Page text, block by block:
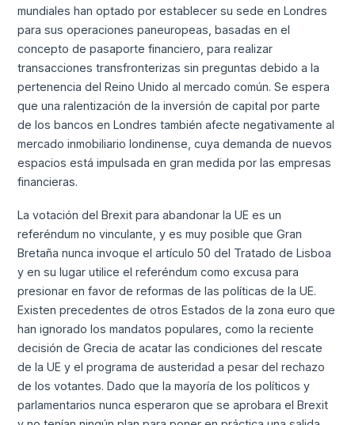
mundiales han optado por establecer su sede en Londres
para sus operaciones paneuropeas, basadas en el
concepto de pasaporte financiero, para realizar
transacciones transfronterizas sin preguntas debido a la
pertenencia del Reino Unido al mercado común. Se espera
que una ralentización de la inversión de capital por parte
de los bancos en Londres también afecte negativamente al
mercado inmobiliario londinense, cuya demanda de nuevos
espacios está impulsada en gran medida por las empresas
financieras.
La votación del Brexit para abandonar la UE es un
referéndum no vinculante, y es muy posible que Gran
Bretaña nunca invoque el artículo 50 del Tratado de Lisboa
y en su lugar utilice el referéndum como excusa para
presionar en favor de reformas de las políticas de la UE.
Existen precedentes de otros Estados de la zona euro que
han ignorado los mandatos populares, como la reciente
decisión de Grecia de acatar las condiciones del rescate
de la UE y el programa de austeridad a pesar del rechazo
de los votantes. Dado que la mayoría de los políticos y
parlamentarios nunca esperaron que se aprobara el Brexit